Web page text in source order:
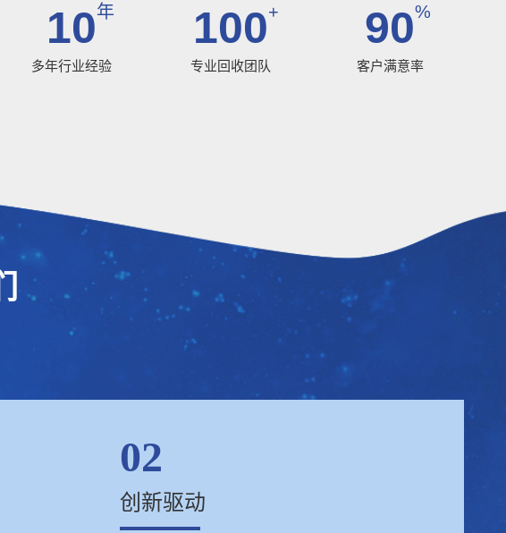
10年
多年行业经验
100+
专业回收团队
90%
客户满意率
02
创新驱动